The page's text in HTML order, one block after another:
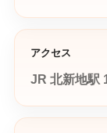
アクセス
JR 北新地駅